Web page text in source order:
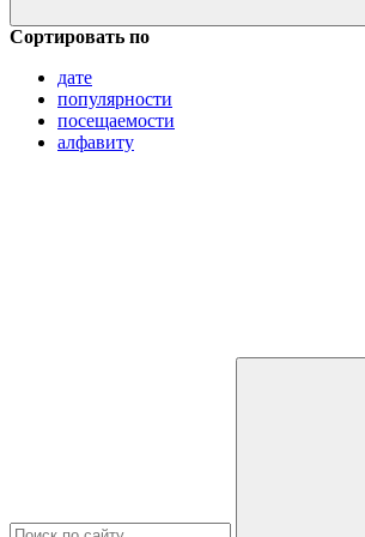
Сортировать по
дате
популярности
посещаемости
алфавиту